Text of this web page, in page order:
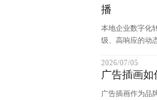
播
本地企业数字化
级、高响应的动
户参与度与转化
2026/07/05
广告插画如
广告插画作为品